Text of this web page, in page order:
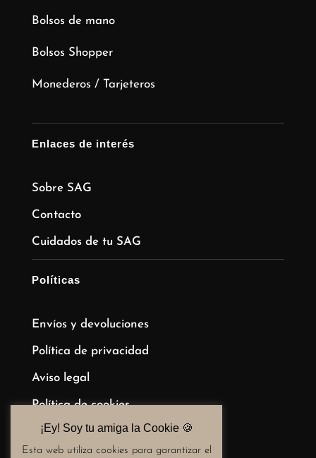
Bolsos de mano
Bolsos Shopper
Monederos / Tarjeteros
Enlaces de interés
Sobre SAG
Contacto
Cuidados de tu SAG
Políticas
Envíos y devoluciones
Política de privacidad
Aviso legal
Política de cookies
Términos y condiciones de compra
¡Ey! Soy tu amiga la Cookie 🍪​
Esta web utiliza cookies para garantizar el